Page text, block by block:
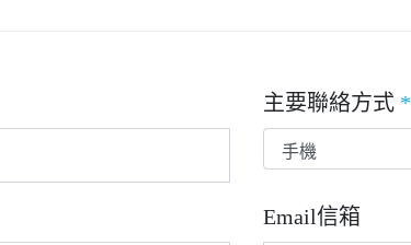
主要聯絡方式 *
Email信箱